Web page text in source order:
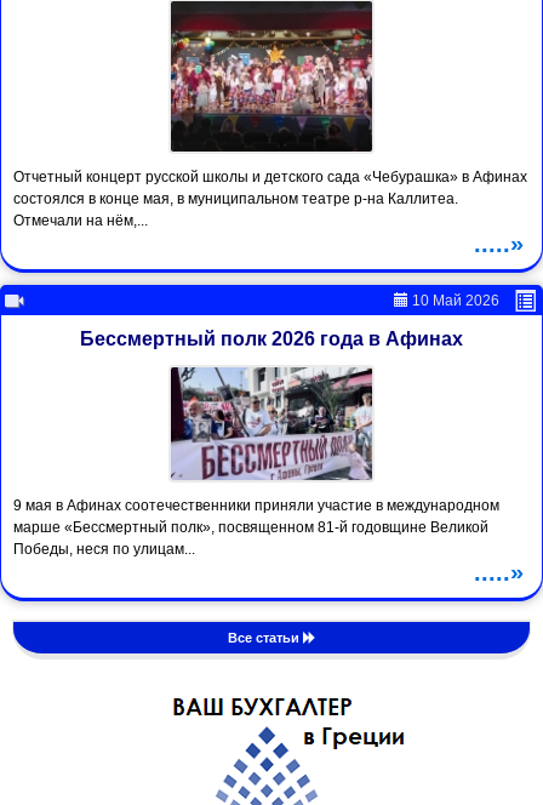
Отчетный концерт русской школы и детского сада «Чебурашка» в Афинах
состоялся в конце мая, в муниципальном театре р-на Каллитеа.
Отмечали на нём,...
.....»
10 Май 2026
Бессмертный полк 2026 года в Афинах
9 мая в Афинах соотечественники приняли участие в международном
марше «Бессмертный полк», посвященном 81-й годовщине Великой
Победы, неся по улицам...
.....»
Все статьи